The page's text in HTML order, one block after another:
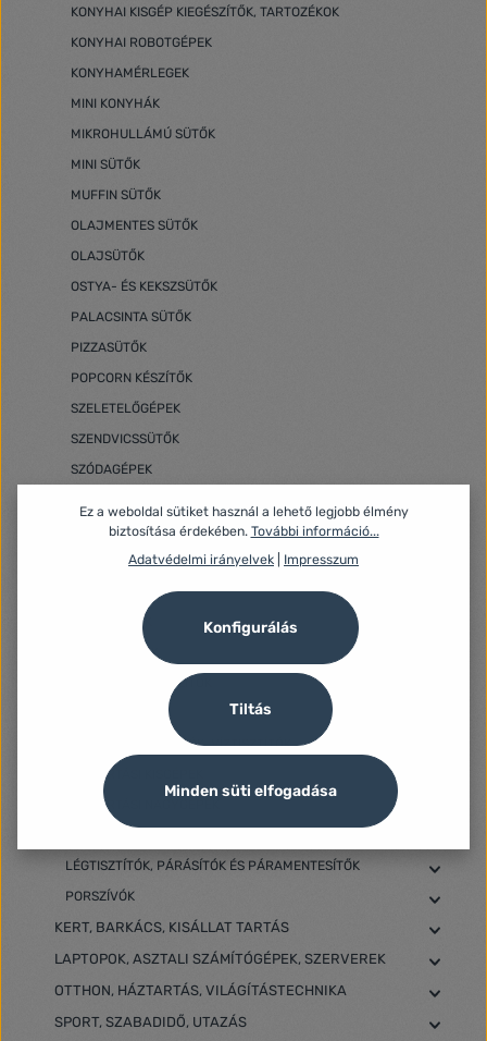
KONYHAI KISGÉP KIEGÉSZÍTŐK, TARTOZÉKOK
KONYHAI ROBOTGÉPEK
KONYHAMÉRLEGEK
MINI KONYHÁK
MIKROHULLÁMÚ SÜTŐK
MINI SÜTŐK
MUFFIN SÜTŐK
OLAJMENTES SÜTŐK
OLAJSÜTŐK
OSTYA- ÉS KEKSZSÜTŐK
PALACSINTA SÜTŐK
PIZZASÜTŐK
POPCORN KÉSZÍTŐK
SZELETELŐGÉPEK
SZENDVICSSÜTŐK
SZÓDAGÉPEK
TÁLAS MIXEREK
TEJHABOSÍTÓK
TÉSZTAKÉSZÍTŐK
TOJÁSFŐZŐK
TURMIXGÉPEK
VATTACUKOR KÉSZÍTŐK
VÍZTISZTÍTÓ KANCSÓK, VÍZTISZTÍTÓK
HÁZTARTÁSI KISGÉPEK
HÁZTARTÁSI NAGYGÉPEK
LÉGTISZTÍTÓK, PÁRÁSÍTÓK ÉS PÁRAMENTESÍTŐK
PORSZÍVÓK
KERT, BARKÁCS, KISÁLLAT TARTÁS
LAPTOPOK, ASZTALI SZÁMÍTÓGÉPEK, SZERVEREK
OTTHON, HÁZTARTÁS, VILÁGÍTÁSTECHNIKA
SPORT, SZABADIDŐ, UTAZÁS
Ez a weboldal sütiket használ a lehető legjobb élmény
biztosítása érdekében. További információ...
Adatvédelmi irányelvek
Impresszum
Tiltás
Konfigurálás
Minden süti elfogadása